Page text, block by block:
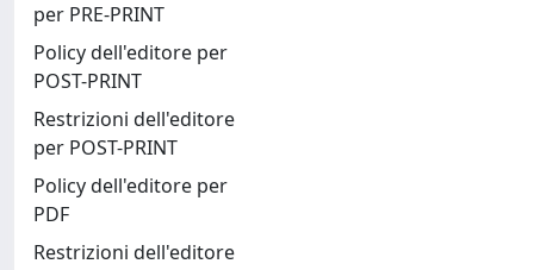
per PRE-PRINT
Policy dell'editore per
POST-PRINT
Restrizioni dell'editore
per POST-PRINT
Policy dell'editore per
PDF
Restrizioni dell'editore